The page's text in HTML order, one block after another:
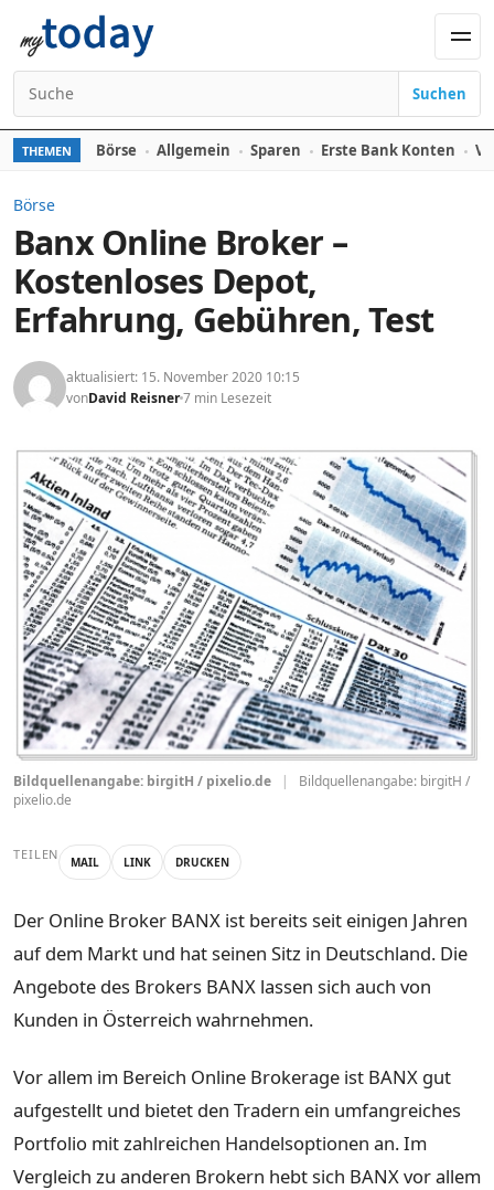
Zum Inhalt springen
Suchen nach:
Suchen
THEMEN Börse Allgemein Sparen Erste Bank Konten
Börse
Banx Online Broker –
Kostenloses Depot,
Erfahrung, Gebühren, Test
aktualisiert: 15. November 2020 10:15
vonDavid Reisner7 min Lesezeit
Bildquellenangabe: birgitH / pixelio.de |
Bildquellenangabe: birgitH /
pixelio.de
TEILEN MAIL LINK DRUCKEN
Der Online Broker BANX ist bereits seit einigen Jahren
auf dem Markt und hat seinen Sitz in Deutschland. Die
Angebote des Brokers BANX lassen sich auch von
Kunden in Österreich wahrnehmen.
Vor allem im Bereich Online Brokerage ist BANX gut
aufgestellt und bietet den Tradern ein umfangreiches
Portfolio mit zahlreichen Handelsoptionen an. Im
Vergleich zu anderen Brokern hebt sich BANX vor allem